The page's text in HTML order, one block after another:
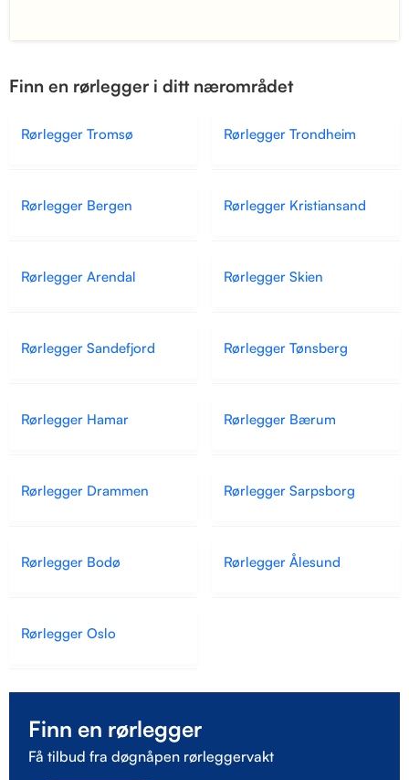
Finn en rørlegger i ditt nærområdet
Rørlegger Tromsø Rørlegger Trondheim
Rørlegger Bergen Rørlegger Kristiansand
Rørlegger Arendal Rørlegger Skien
Rørlegger Sandefjord Rørlegger Tønsberg
Rørlegger Hamar Rørlegger Bærum
Rørlegger Drammen Rørlegger Sarpsborg
Rørlegger Bodø Rørlegger Ålesund
Rørlegger Oslo
Finn en rørlegger
Få tilbud fra døgnåpen rørleggervakt